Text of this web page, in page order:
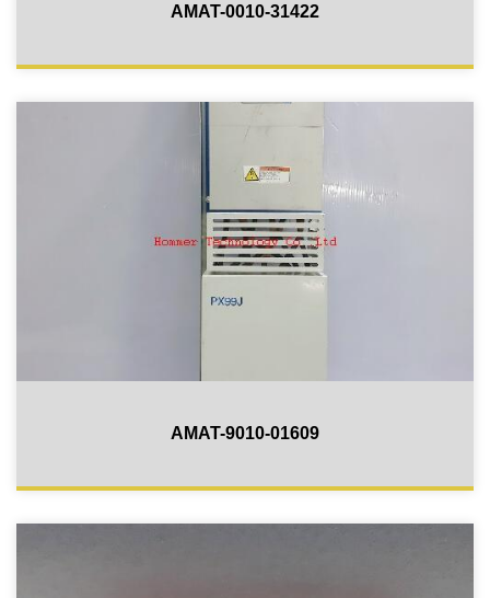
AMAT-0010-31422
AMAT-9010-01609